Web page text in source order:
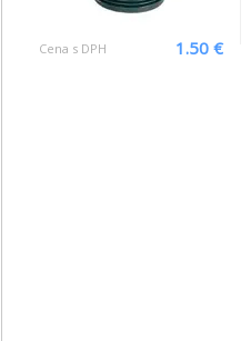
Cena s DPH 1.50 €